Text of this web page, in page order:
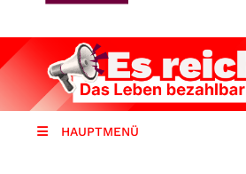
Land
HAUPTMENÜ